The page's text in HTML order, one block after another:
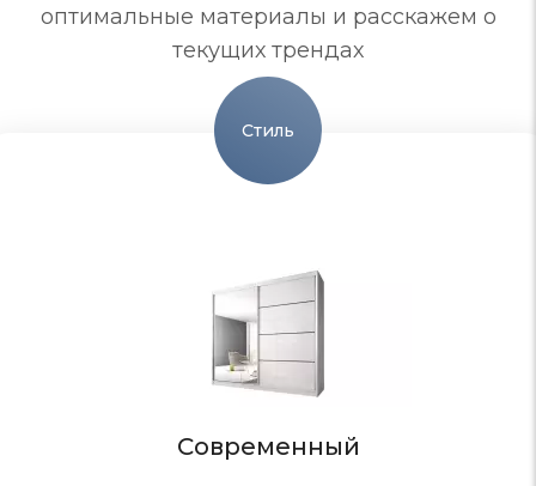
оптимальные материалы и расскажем о
текущих трендах
Стиль
Современный